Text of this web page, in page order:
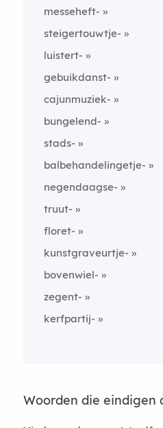
messeheft-
steigertouwtje-
luistert-
gebuikdanst-
cajunmuziek-
bungelend-
stads-
balbehandelingetje-
negendaagse-
truut-
floret-
kunstgraveurtje-
bovenwiel-
zegent-
kerfpartij-
Woorden die eindigen